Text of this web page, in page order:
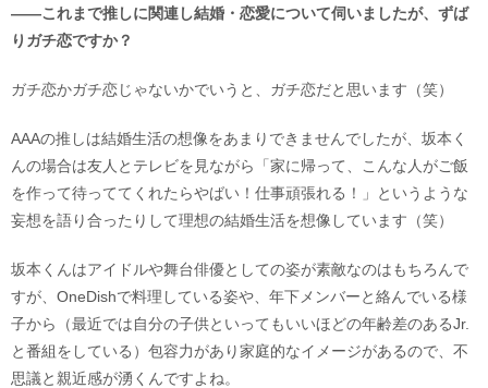
――これまで推しに関連し結婚・恋愛について伺いましたが、ずば
りガチ恋ですか？
ガチ恋かガチ恋じゃないかでいうと、ガチ恋だと思います（笑）
AAAの推しは結婚生活の想像をあまりできませんでしたが、坂本く
んの場合は友人とテレビを見ながら「家に帰って、こんな人がご飯
を作って待っててくれたらやばい！仕事頑張れる！」というような
妄想を語り合ったりして理想の結婚生活を想像しています（笑）
坂本くんはアイドルや舞台俳優としての姿が素敵なのはもちろんで
すが、OneDishで料理している姿や、年下メンバーと絡んでいる様
子から（最近では自分の子供といってもいいほどの年齢差のあるJr.
と番組をしている）包容力があり家庭的なイメージがあるので、不
思議と親近感が湧くんですよね。